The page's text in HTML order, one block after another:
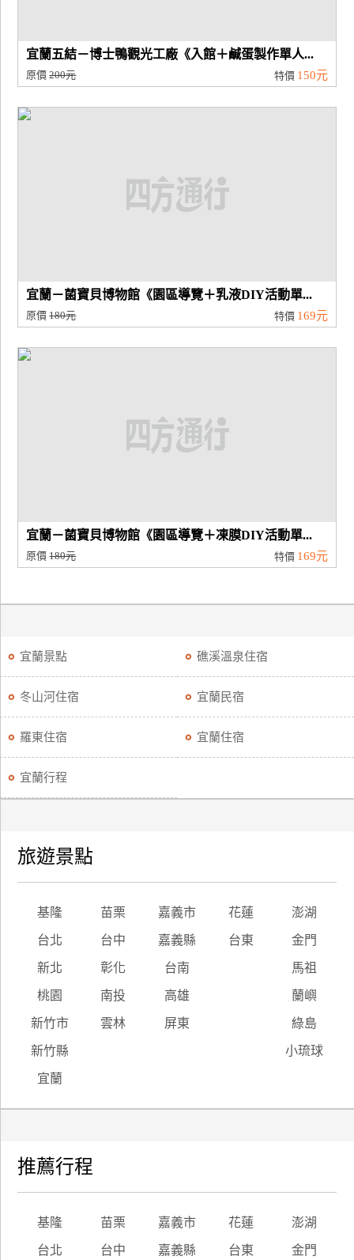
宜蘭五結－博士鴨觀光工廠《入館＋鹹蛋製作單人...
原價200元 特價 150元
宜蘭－菌寶貝博物館《園區導覽＋乳液DIY活動單...
原價180元 特價 169元
宜蘭－菌寶貝博物館《園區導覽＋凍膜DIY活動單...
原價180元 特價 169元
宜蘭景點 礁溪溫泉住宿
冬山河住宿 宜蘭民宿
羅東住宿 宜蘭住宿
宜蘭行程
旅遊景點
基隆 苗栗 嘉義市 花蓮 澎湖
台北 台中 嘉義縣 台東 金門
新北 彰化 台南 馬祖
桃園 南投 高雄 蘭嶼
新竹市 雲林 屏東 綠島
新竹縣 小琉球
宜蘭
推薦行程
基隆 苗栗 嘉義市 花蓮 澎湖
台北 台中 嘉義縣 台東 金門